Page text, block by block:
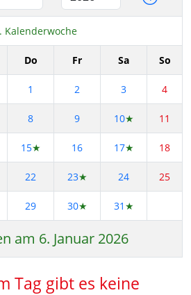
Kalenderwoche
Do Fr Sa So
1 2 3 4
8 9 10★ 11
15★ 16 17★ 18
22 23★ 24 25
29 30★ 31 ★
am 6. Januar 2026
Tag gibt es keine